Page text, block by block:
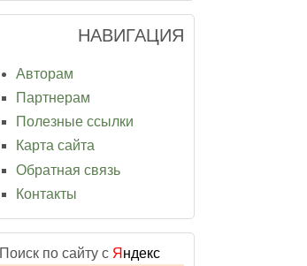
НАВИГАЦИЯ
Авторам
Партнерам
Полезные ссылки
Карта сайта
Обратная связь
Контакты
Поиск по сайту с Я ндекс